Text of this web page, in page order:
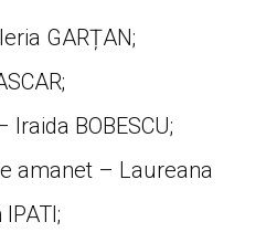
GARȚAN;
BOBESCU;
amanet – Laureana